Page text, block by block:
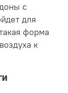
с
для
форма
к